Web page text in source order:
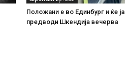
Положани е во Единбург и ќе ја
предводи Шкендија вечерва